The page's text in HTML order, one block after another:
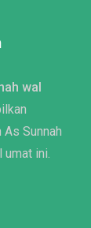
wal
Sunnah
umat ini.